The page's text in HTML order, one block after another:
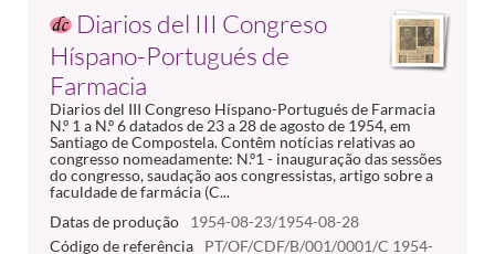
Diarios del III Congreso
Híspano-Portugués de
Farmacia
Diarios del III Congreso Híspano-Portugués de Farmacia
N.º 1 a N.º 6 datados de 23 a 28 de agosto de 1954, em
Santiago de Compostela. Contêm notícias relativas ao
congresso nomeadamente: N.º1 - inauguração das sessões
do congresso, saudação aos congressistas, artigo sobre a
faculdade de farmácia (C...
Datas de produção
1954-08-23/1954-08-28
Código de referência
PT/OF/CDF/B/001/0001/C 1954-